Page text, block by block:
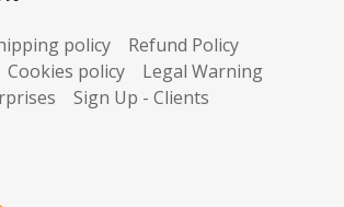
policy
Refund Policy
Cookies policy
Legal Warning
Sign Up - Clients